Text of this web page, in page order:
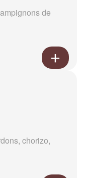
de
chorizo,